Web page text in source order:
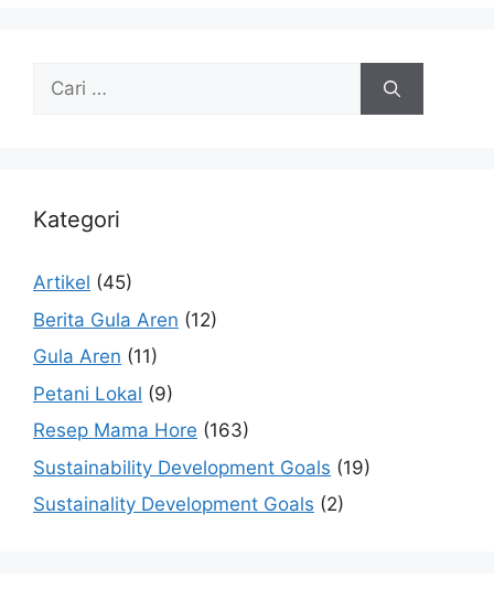
Kategori
Artikel (45)
Berita Gula Aren (12)
Gula Aren (11)
Petani Lokal (9)
Resep Mama Hore (163)
Sustainability Development Goals (19)
Sustainality Development Goals (2)